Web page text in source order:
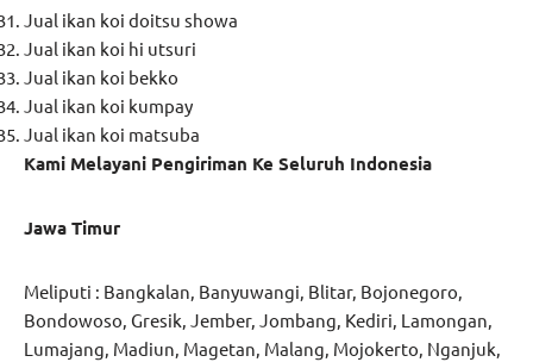
Jual ikan koi doitsu showa
Jual ikan koi hi utsuri
Jual ikan koi bekko
Jual ikan koi kumpay
Jual ikan koi matsuba
Kami Melayani Pengiriman Ke Seluruh Indonesia
Jawa Timur
Meliputi : Bangkalan, Banyuwangi, Blitar, Bojonegoro,
Bondowoso, Gresik, Jember, Jombang, Kediri, Lamongan,
Lumajang, Madiun, Magetan, Malang, Mojokerto, Nganjuk,